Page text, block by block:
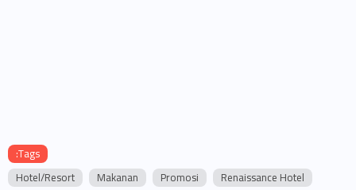
Tags:
Hotel/Resort
Makanan Promosi
Renaissance Hotel